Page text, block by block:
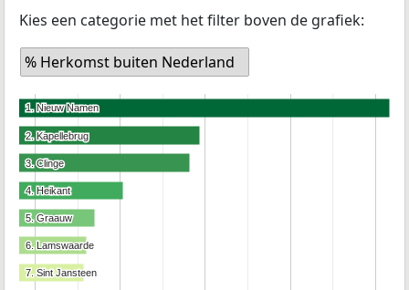
Kies een categorie met het filter boven de grafiek:
% Herkomst buiten Nederland
1. Nieuw Namen
1. Nieuw Namen
2. Kapellebrug
2. Kapellebrug
3. Clinge
3. Clinge
4. Heikant
4. Heikant
5. Graauw
5. Graauw
6. Lamswaarde
6. Lamswaarde
7. Sint Jansteen
7. Sint Jansteen